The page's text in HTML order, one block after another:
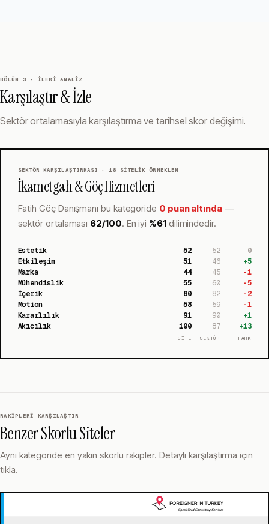
BÖLÜM 3 · İLERI ANALIZ
Karşılaştır & İzle
Sektör ortalamasıyla karşılaştırma ve tarihsel skor değişimi.
SEKTÖR KARŞILAŞTIRMASI · 18 SITELIK ÖRNEKLEM
İkametgah & Göç Hizmetleri
Fatih Göç Danışmanı bu kategoride 0 puan altında —
sektör ortalaması 62/100. En iyi %61dilimindedir.
Estetik 52 52
0
Etkileşim
51 46 +5
Marka
44 45
-1
Mühendislik
55 60
-5
İçerik
80 82
-2
Motion
58 59
-1
Kararlılık
91 90 +1
Akıcılık
100 87 +13
SİTE SEKTÖR FARK
RAKIPLERI KARŞILAŞTIR
Benzer Skorlu Siteler
Aynı kategoride en yakın skorlu rakipler. Detaylı karşılaştırma için
tıkla.